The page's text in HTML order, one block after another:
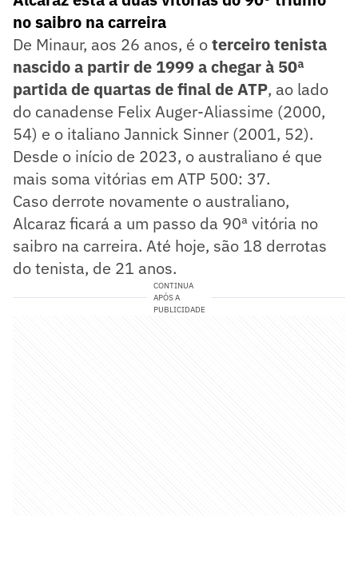
no saibro na carreira
De Minaur, aos 26 anos, é oterceiro tenista
nascido a partir de 1999 a chegar à 50ª
partida de quartas de final de ATP, ao lado
do canadense Felix Auger-Aliassime (2000,
54) e o italiano Jannick Sinner (2001, 52).
Desde o início de 2023, o australiano é que
mais soma vitórias em ATP 500: 37.
Caso derrote novamente o australiano,
Alcaraz ficará a um passo da 90ª vitória no
saibro na carreira. Até hoje, são 18 derrotas
do tenista, de 21 anos.
CONTINUA
APÓS A
PUBLICIDADE